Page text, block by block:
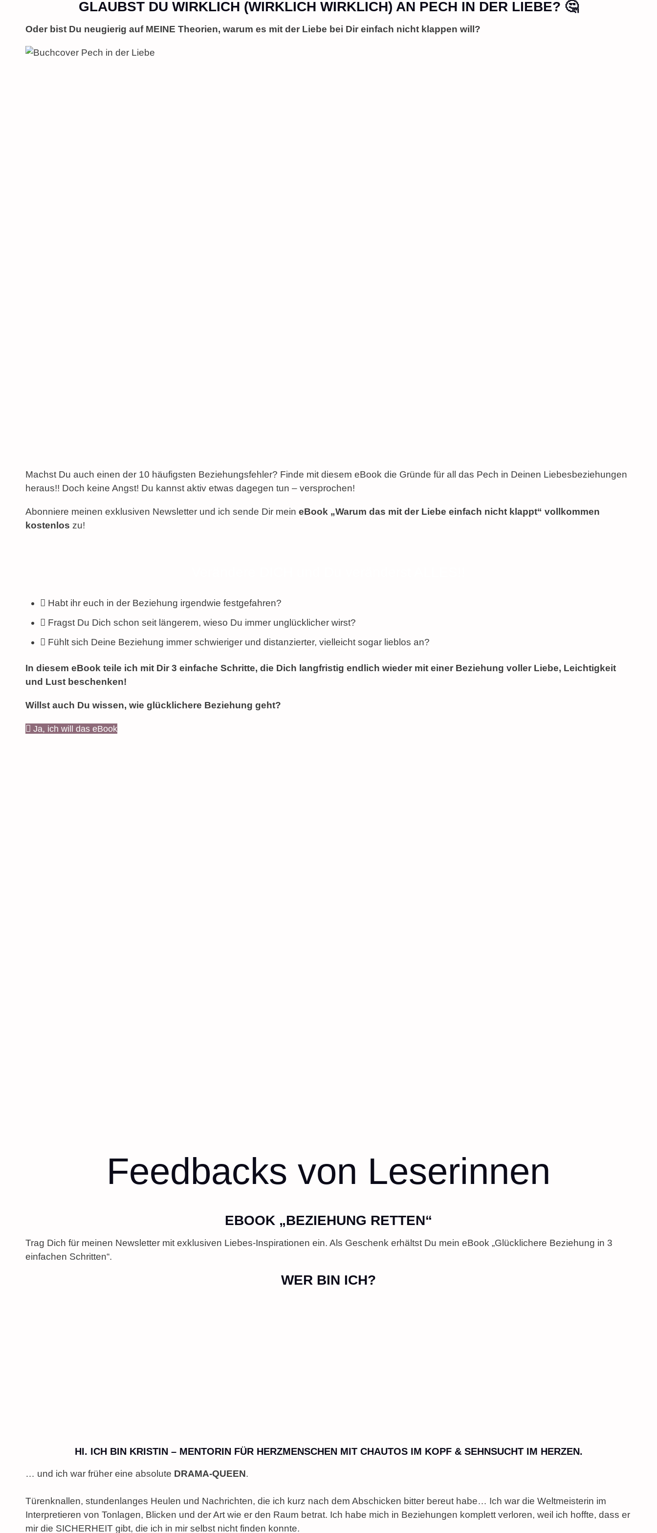
content
GLAUBST DU WIRKLICH (WIRKLICH WIRKLICH) AN PECH IN DER LIEBE? 🤔
Oder bist Du neugierig auf MEINE Theorien, warum es mit der Liebe bei Dir einfach nicht klappen will?
Machst Du auch einen der 10 häufigsten Beziehungsfehler? Finde mit diesem eBook die Gründe für all das Pech in Deinen Liebesbeziehungen
heraus!! Doch keine Angst! Du kannst aktiv etwas dagegen tun – versprochen!
Abonniere meinen exklusiven Newsletter und ich sende Dir mein eBook „Warum das mit der Liebe einfach nicht klappt“ vollkommen
kostenlos zu!
Habt ihr euch in der Beziehung irgendwie festgefahren?
Fragst Du Dich schon seit längerem, wieso Du immer unglücklicher wirst?
Fühlt sich Deine Beziehung immer schwieriger und distanzierter, vielleicht sogar lieblos an?
In diesem eBook teile ich mit Dir 3 einfache Schritte, die Dich langfristig endlich wieder mit einer Beziehung voller Liebe, Leichtigkeit
und Lust beschenken!
Willst auch Du wissen, wie glücklichere Beziehung geht?
Ja, ich will das eBook
Feedbacks von Leserinnen
EBOOK „BEZIEHUNG RETTEN“
Trag Dich für meinen Newsletter mit exklusiven Liebes-Inspirationen ein. Als Geschenk erhältst Du mein eBook „Glücklichere Beziehung in 3
einfachen Schritten“.
WER BIN ICH?
HI. ICH BIN KRISTIN – MENTORIN FÜR HERZMENSCHEN MIT CHAUTOS IM KOPF & SEHNSUCHT IM HERZEN.
… und ich war früher eine absolute DRAMA-QUEEN.
Türenknallen, stundenlanges Heulen und Nachrichten, die ich kurz nach dem Abschicken bitter bereut habe… Ich war die Weltmeisterin im
Interpretieren von Tonlagen, Blicken und der Art wie er den Raum betrat. Ich habe mich in Beziehungen komplett verloren, weil ich hoffte, dass er
mir die SICHERHEIT gibt, die ich in mir selbst nicht finden konnte.